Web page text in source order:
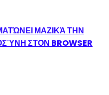
ΜΑΖΙΚΆ ΤΗΝ
ΣΤΟΝ BROWSER